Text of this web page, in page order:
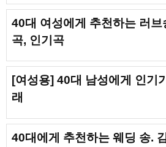
40대 여성에게 추천하는 러브
곡, 인기곡
[여성용] 40대 남성에게 인기
래
40대에게 추천하는 웨딩 송.